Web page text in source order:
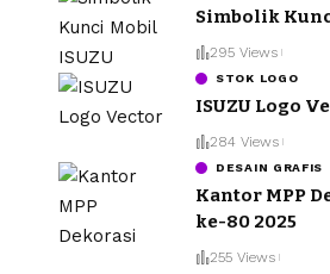
Simbolik
295 Views
STOK LOGO
ISUZU Logo
284 Views
DESAIN GRAFIS
Kantor MPP
ke-80 2025
255 Views